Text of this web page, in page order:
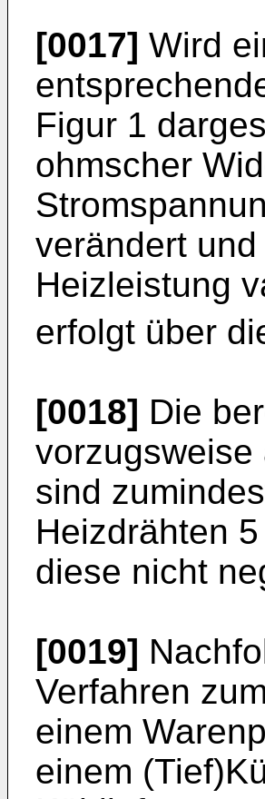
[0017] Wird
Figur 1
ohmscher
verändert
Heizleistung
erfolgt über
[0018] Die
vorzugsweise
sind
Heizdrähten
diese nicht
[0019]
Verfahren
einem
einem